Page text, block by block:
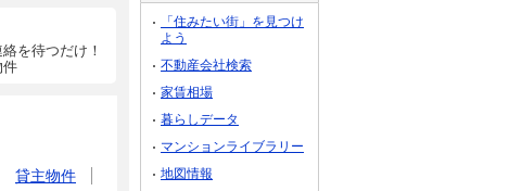
を待つだけ！
件
貸主物件
「住みたい街」を見つけ
よう
不動産会社検索
家賃相場
暮らしデータ
マンションライブラリー
地図情報